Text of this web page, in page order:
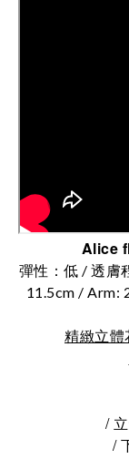
Alice
彈性：低 / 透膚
11.5cm / Arm:
精緻立體
/
/